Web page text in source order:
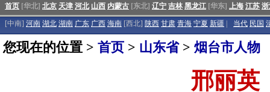
首页 [华北] 北京 天津 河北 山西 内蒙古 [东北] 辽宁 吉林 黑龙江 [华东] 上海 江苏
[中南] 河南 湖北 湖南 广东 广西 海南 [西北] 陕西 甘肃 青海 宁夏 新疆 当代 民国
您现在的位置 > 首页 > 山东省> 烟台市人物
邢丽英